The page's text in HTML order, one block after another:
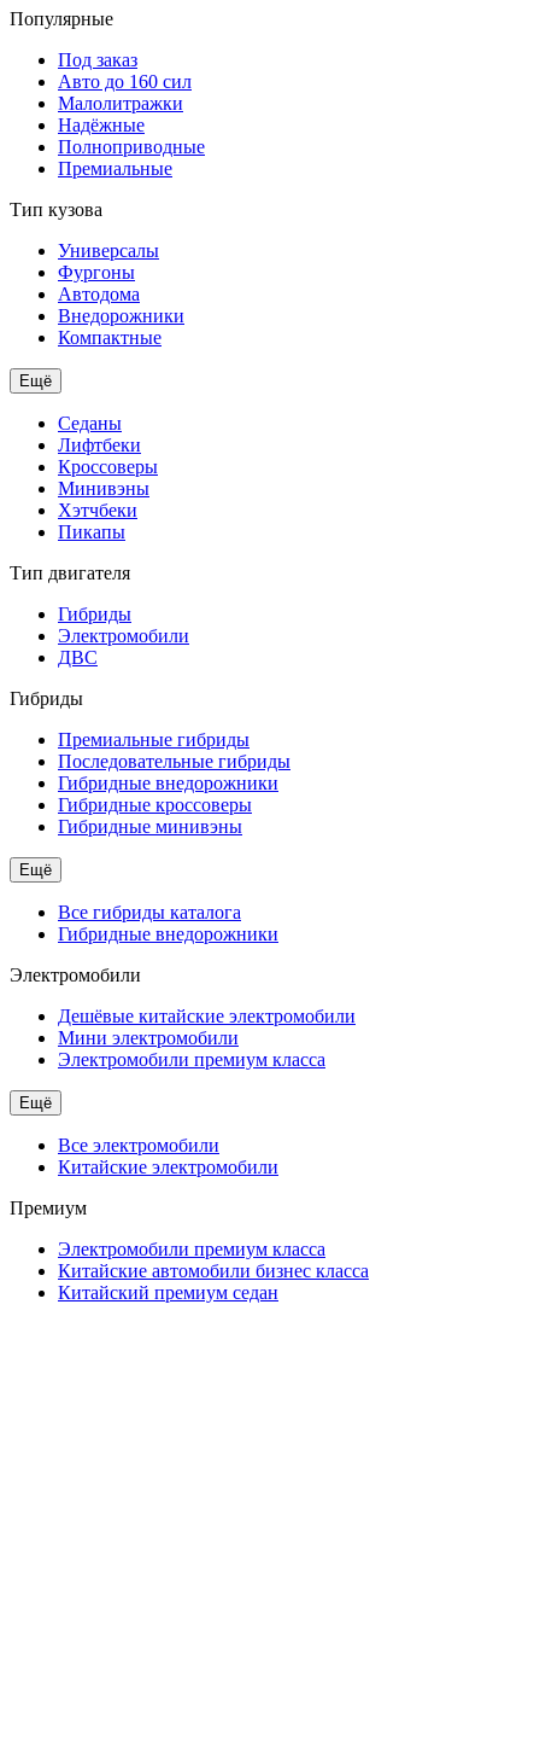
Популярные
Под заказ
Авто до 160 сил
Малолитражки
Надёжные
Полноприводные
Премиальные
Тип кузова
Универсалы
Фургоны
Автодома
Внедорожники
Компактные
Ещё
Седаны
Лифтбеки
Кроссоверы
Минивэны
Хэтчбеки
Пикапы
Тип двигателя
Гибриды
Электромобили
ДВС
Гибриды
Премиальные гибриды
Последовательные гибриды
Гибридные внедорожники
Гибридные кроссоверы
Гибридные минивэны
Ещё
Все гибриды каталога
Гибридные внедорожники
Электромобили
Дешёвые китайские электромобили
Мини электромобили
Электромобили премиум класса
Ещё
Все электромобили
Китайские электромобили
Премиум
Электромобили премиум класса
Китайские автомобили бизнес класса
Китайский премиум седан